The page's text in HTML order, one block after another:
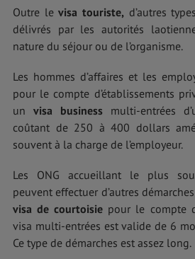
Outre levisa touriste, d’autres
délivrés par les autorités
nature du séjour ou de l’organisme.
Les hommes d’affaires et les
pour le compte d’établissements
un visa business multi-entrées
coûtant de 250 à 400 dollars
souvent à la charge de l’employeur.
Les ONG accueillant le plus
peuvent effectuer d’autres
visa de courtoisie pour le compte
visa multi-entrées est valide de 6
Ce type de démarches est assez long.